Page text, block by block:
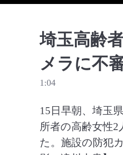
埼玉高齢
メラに不
1:04
15日早朝、埼玉
所者の高齢女性
た。施設の防犯